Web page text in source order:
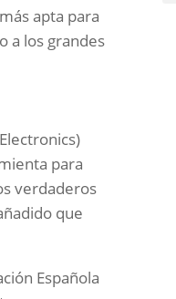
apta para
a los grandes
para
verdaderos
que
Española